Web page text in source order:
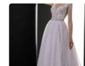
рубрики:
Стоматологии
Частные